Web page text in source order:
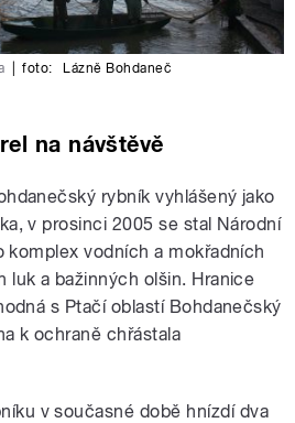
foto: Lázně Bohdaneč
na návštěvě
rybník vyhlášený jako
v prosinci 2005 se stal Národní
komplex vodních a mokřadních
luk a bažinných olšin. Hranice
s Ptačí oblastí Bohdanečský
k ochraně chřástala
v současné době hnízdí dva